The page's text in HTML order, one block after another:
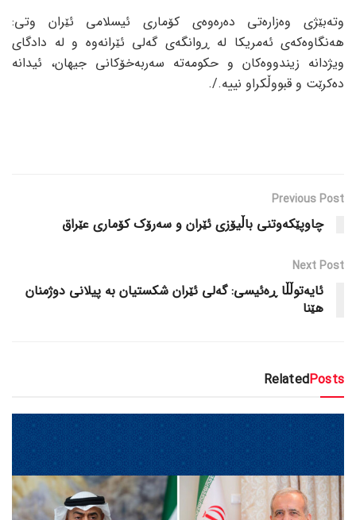
وتەبێژی وەزارەتی دەرەوەی کۆماری ئیسلامی ئێران وتی:
هەنگاوەکەی ئەمریکا لە ڕوانگەی گەلی ئێرانەوە و لە دادگای
ویژدانە زیندووەکان و حکومەتە سەربەخۆکانی جیهان، ئیدانە
دەکرێت و قبووڵکراو نییە./.
Previous Post
چاوپێکەوتنی باڵیۆزی ئێران و سەرۆک کۆماری عێراق
Next Post
ئایەتوڵڵا ڕەئیسی: گەلی ئێران شکستیان بە پیلانی دوژمنان
هێنا
RelatedPosts